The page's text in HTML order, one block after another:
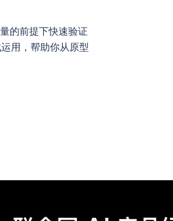
的前提下快速验证
用，帮助你从原型